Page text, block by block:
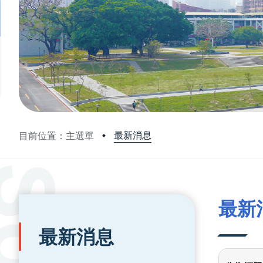
目前位置：主選單 最新消息
:::
最新消息
最新